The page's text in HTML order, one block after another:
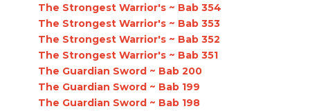
The Strongest Warrior's ~ Bab 354
The Strongest Warrior's ~ Bab 353
The Strongest Warrior's ~ Bab 352
The Strongest Warrior's ~ Bab 351
The Guardian Sword ~ Bab 200
The Guardian Sword ~ Bab 199
The Guardian Sword ~ Bab 198